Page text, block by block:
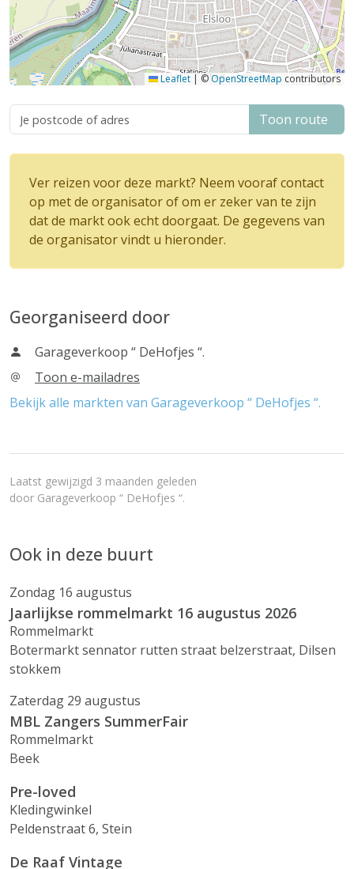
Leaflet |©OpenStreetMap contributors
Toon route
Ver reizen voor deze markt? Neem vooraf contact
op met de organisator of om er zeker van te zijn
dat de markt ook echt doorgaat. De gegevens van
de organisator vindt u hieronder.
Georganiseerd door
Garageverkoop “ DeHofjes “.
Toon e-mailadres
Bekijk alle markten van Garageverkoop “ DeHofjes “.
Laatst gewijzigd 3 maanden geleden
door Garageverkoop “ DeHofjes “.
Ook in deze buurt
Zondag 16 augustus
Jaarlijkse rommelmarkt 16 augustus 2026
Rommelmarkt
Botermarkt sennator rutten straat belzerstraat, Dilsen
stokkem
Zaterdag 29 augustus
MBL Zangers SummerFair
Rommelmarkt
Beek
Pre-loved
Kledingwinkel
Peldenstraat 6, Stein
De Raaf Vintage